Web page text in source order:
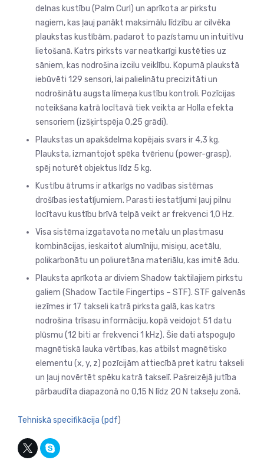
delnas kustību (Palm Curl) un aprīkota ar pirkstu
nagiem, kas ļauj panākt maksimālu līdzību ar cilvēka
plaukstas kustībām, padarot to pazīstamu un intuitīvu
lietošanā. Katrs pirksts var neatkarīgi kustēties uz
sāniem, kas nodrošina izcilu veiklību. Kopumā plaukstā
iebūvēti 129 sensori, lai palielinātu precizitāti un
nodrošinātu augsta līmeņa kustību kontroli. Pozīcijas
noteikšana katrā locītavā tiek veikta ar Holla efekta
sensoriem (izšķirtspēja 0,25 grādi).
Plaukstas un apakšdelma kopējais svars ir 4,3 kg.
Plauksta, izmantojot spēka tvērienu (power-grasp),
spēj noturēt objektus līdz 5 kg.
Kustību ātrums ir atkarīgs no vadības sistēmas
drošības iestatījumiem. Parasti iestatījumi ļauj pilnu
locītavu kustību brīvā telpā veikt ar frekvenci 1,0 Hz.
Visa sistēma izgatavota no metālu un plastmasu
kombinācijas, ieskaitot alumīniju, misiņu, acetālu,
polikarbonātu un poliuretāna materiālu, kas imitē ādu.
Plauksta aprīkota ar diviem Shadow taktilajiem pirkstu
galiem (Shadow Tactile Fingertips – STF). STF galvenās
iezīmes ir 17 takseli katrā pirksta galā, kas katrs
nodrošina trīsasu informāciju, kopā veidojot 51 datu
plūsmu (12 biti ar frekvenci 1 kHz). Šie dati atspoguļo
magnētiskā lauka vērtības, kas atbilst magnētisko
elementu (x, y, z) pozīcijām attiecībā pret katru takseli
un ļauj novērtēt spēku katrā takselī. Pašreizējā jutība
pārbaudīta diapazonā no 0,15 N līdz 20 N takseļu zonā.
Tehniskā specifikācija (pdf)